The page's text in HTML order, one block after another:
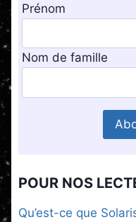
Prénom
Nom de famille
POUR NOS
Qu’est-ce que